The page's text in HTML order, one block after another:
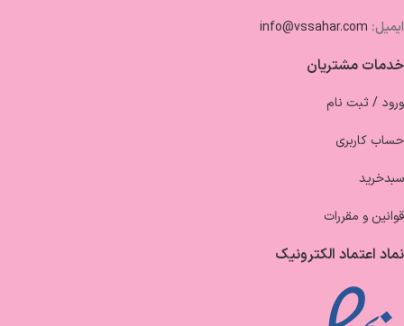
ایمیل: info@vssahar.com
خدمات مشتریان
ورود / ثبت نام
حساب کاربری
سبدخرید
قوانین و مقررات
نماد اعتماد الکترونیک